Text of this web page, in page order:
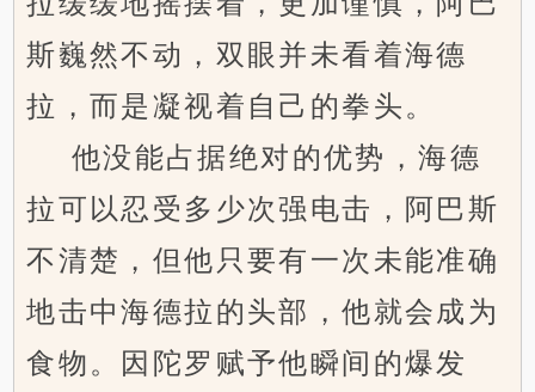
斯巍然不动，双眼并未看着海德
拉，而是凝视着自己的拳头。
他没能占据绝对的优势，海德
拉可以忍受多少次强电击，阿巴斯
不清楚，但他只要有一次未能准确
地击中海德拉的头部，他就会成为
食物。因陀罗赋予他瞬间的爆发